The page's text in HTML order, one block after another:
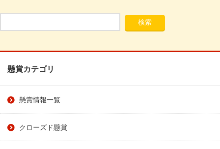
懸賞カテゴリ
懸賞情報一覧
クローズド懸賞